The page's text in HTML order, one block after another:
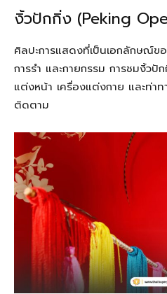
งิ้วปักกิ่ง (Peking
ศิลปะการแสดงที่เป็นเอกลักษณ์
การรำ และกายกรรม การชมงิ้วปั
แต่งหน้า เครื่องแต่งกาย และท่าท
ติดตาม